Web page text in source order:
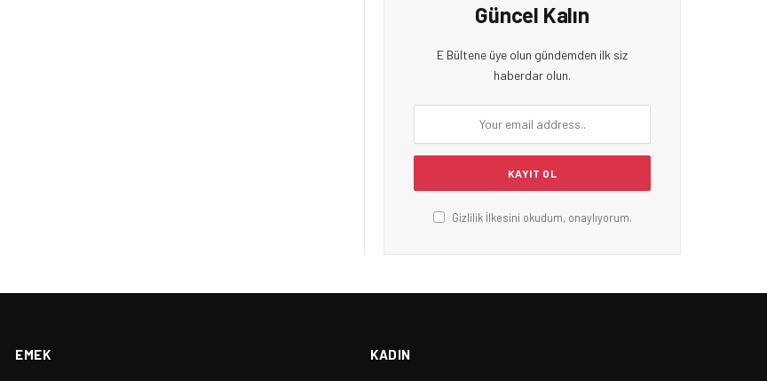
Güncel Kalın
E Bültene üye olun gündemden ilk siz
haberdar olun.
Gizlilik İlkesini okudum, onaylıyorum.
EMEK KADIN